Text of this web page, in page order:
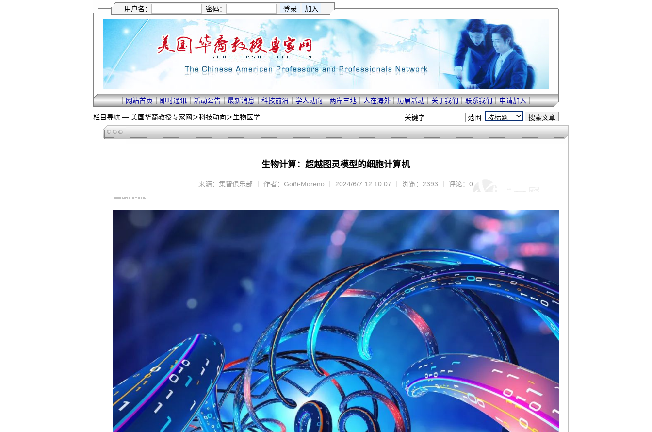
用户名： 密码：
｜网站首页｜即时通讯｜活动公告｜最新消息｜科技前沿｜学人动向｜两岸三地｜人在海外｜历届活动｜关于我们｜联系我们｜申请加入｜
栏目导航 — 美国华裔教授专家网＞科技动向＞生物医学 关键字 范围
生物计算：超越图灵模型的细胞计算机
来源：集智俱乐部 ｜ 作者：Goñi-Moreno ｜ 2024/6/7 12:10:07 ｜ 浏览：2393 ｜ 评论：0